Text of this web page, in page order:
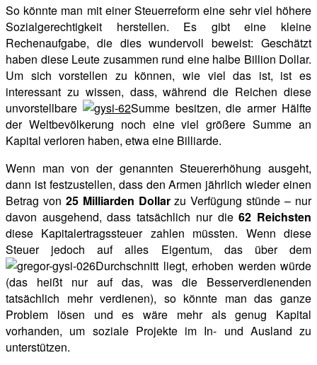
So könnte man mit einer Steuerreform eine sehr viel höhere
Sozialgerechtigkeit herstellen. Es gibt eine kleine
Rechenaufgabe, die dies wundervoll beweist: Geschätzt
haben diese Leute zusammen rund eine halbe Billion Dollar.
Um sich vorstellen zu können, wie viel das ist, ist es
interessant zu wissen, dass, während die Reichen diese
unvorstellbare
Summe besitzen, die armer Hälfte
der Weltbevölkerung noch eine viel größere Summe an
Kapital verloren haben, etwa eine Billiarde.
Wenn man von der genannten Steuererhöhung ausgeht,
dann ist festzustellen, dass den Armen jährlich wieder einen
Betrag von 25 Milliarden Dollarzu Verfügung stünde – nur
davon ausgehend, dass tatsächlich nur die62 Reichsten
diese Kapitalertragssteuer zahlen müssten. Wenn diese
Steuer jedoch auf alles Eigentum, das über dem
Durchschnitt liegt, erhoben werden würde
(das heißt nur auf das, was die Besserverdienenden
tatsächlich mehr verdienen), so könnte man das ganze
Problem lösen und es wäre mehr als genug Kapital
vorhanden, um soziale Projekte im In- und Ausland zu
unterstützen.